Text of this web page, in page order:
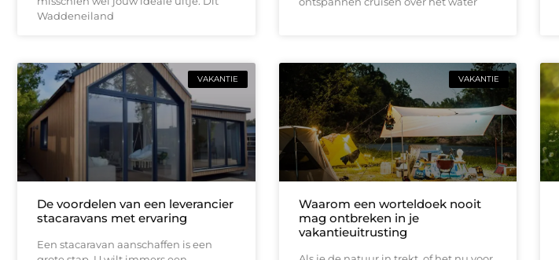
Waddeneiland
VAKANTIE
De voordelen van een leverancier
stacaravans met ervaring
Een stacaravan aanschaffen is een
VAKANTIE
Waarom een worteldoek nooit
mag ontbreken in je
vakantieuitrusting